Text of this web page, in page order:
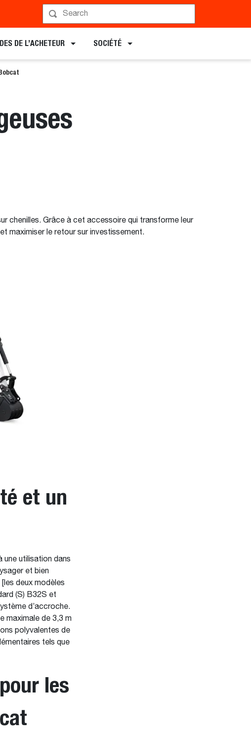
DE L’ACHETEUR SOCIÉTÉ
chenilles. Grâce à cet accessoire qui transforme leur
maximiser le retour sur investissement.
et un
utilisation dans
et bien
deux modèles
(S) B32S et
d’accroche.
maximale de 3,3 m
polyvalentes de
tels que
les